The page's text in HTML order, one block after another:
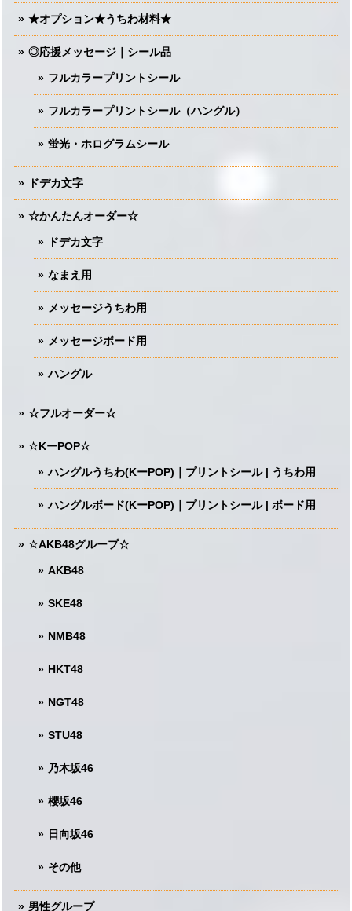
★オプション★うちわ材料★
◎応援メッセージ｜シール品
フルカラープリントシール
フルカラープリントシール（ハングル）
蛍光・ホログラムシール
ドデカ文字
☆かんたんオーダー☆
ドデカ文字
なまえ用
メッセージうちわ用
メッセージボード用
ハングル
☆フルオーダー☆
☆KーPOP☆
ハングルうちわ(KーPOP)｜プリントシール | うちわ用
ハングルボード(KーPOP)｜プリントシール | ボード用
☆AKB48グループ☆
AKB48
SKE48
NMB48
HKT48
NGT48
STU48
乃木坂46
櫻坂46
日向坂46
その他
男性グループ